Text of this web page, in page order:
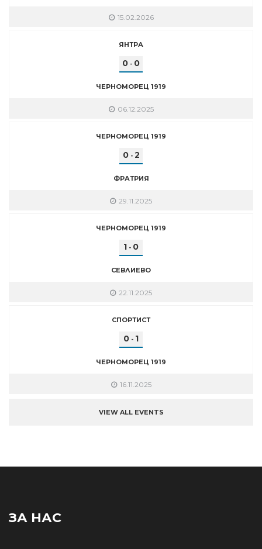
15.02.2026
ЯНТРА
0 - 0
ЧЕРНОМОРЕЦ 1919
06.12.2025
ЧЕРНОМОРЕЦ 1919
0- 2
ФРАТРИЯ
29.11.2025
ЧЕРНОМОРЕЦ 1919
1 - 0
СЕВЛИЕВО
22.11.2025
СПОРТИСТ
0 - 1
ЧЕРНОМОРЕЦ 1919
16.11.2025
VIEW ALL EVENTS
ЗА НАС